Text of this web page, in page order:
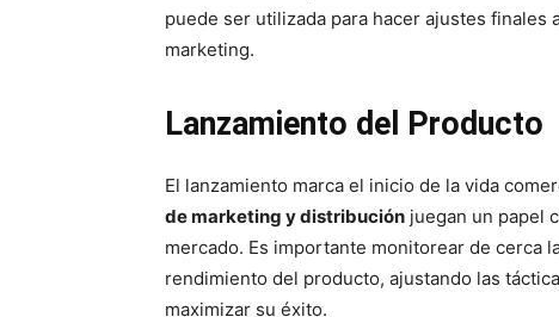
puede ser utilizada para hacer ajustes
marketing.
Lanzamiento del Producto
El lanzamiento marca el inicio de la vida
de marketing y distribución juegan un papel
mercado. Es importante monitorear de cerca
rendimiento del producto, ajustando las
maximizar su éxito.